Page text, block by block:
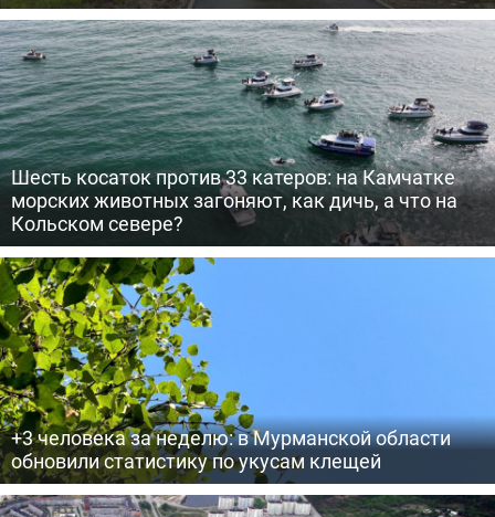
Шесть косаток против 33 катеров: на Камчатке
морских животных загоняют, как дичь, а что на
Кольском севере?
+3 человека за неделю: в Мурманской области
обновили статистику по укусам клещей